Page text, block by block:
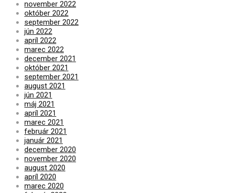
november 2022
október 2022
september 2022
jún 2022
apríl 2022
marec 2022
december 2021
október 2021
september 2021
august 2021
jún 2021
máj 2021
apríl 2021
marec 2021
február 2021
január 2021
december 2020
november 2020
august 2020
apríl 2020
marec 2020